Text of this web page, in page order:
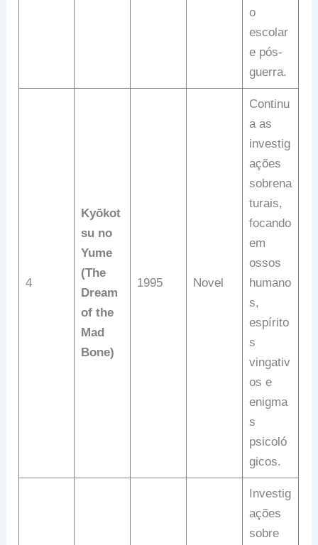
o
escolar
e pós-
guerra.
4
Kyōkot
su no
Yume
(The
Dream
of the
Mad
Bone)
1995 Novel
Continu
a as
investig
ações
sobrena
turais,
focando
em
ossos
humano
s,
espírito
s
vingativ
os e
enigma
s
psicoló
gicos.
Investig
ações
sobre